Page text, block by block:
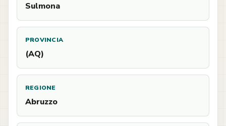
Sulmona
PROVINCIA
(AQ)
REGIONE
Abruzzo